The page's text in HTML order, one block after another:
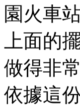
園火車
上面的
做得非
依據這